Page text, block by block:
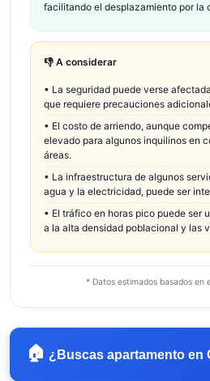
facilitando el desplazamiento por la
👎 A considerar
• La seguridad puede verse
que requiere precauciones
• El costo de arriendo, aunque
elevado para algunos inquilinos en
áreas.
• La infraestructura de algunos
agua y la electricidad, puede ser
• El tráfico en horas pico puede ser
a la alta densidad poblacional y las
* Datos estimados basados en
🏠 ¿Buscas apartamento en